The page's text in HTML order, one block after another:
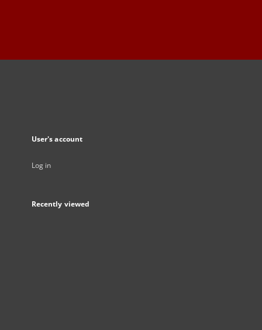
User's account
Log in
Recently viewed